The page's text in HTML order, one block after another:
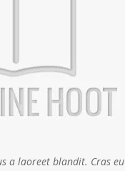
a laoreet blandit. Cras eu